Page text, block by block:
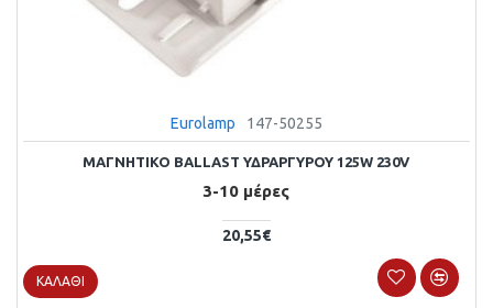
Eurolamp 147-50255
ΜΑΓΝΗΤΙΚΟ BALLAST ΥΔΡΑΡΓΥΡΟΥ 125W 230V
3-10 μέρες
20,55€
ΚΑΛΆΘΙ